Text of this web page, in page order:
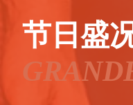
节日盛